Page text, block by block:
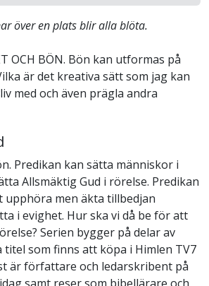
över en plats blir alla blöta.
OCH BÖN. Bön kan utformas på
är det kreativa sätt som jag kan
med och även prägla andra
Predikan kan sätta människor i
Allsmäktig Gud i rörelse. Predikan
upphöra men äkta tillbedjan
i evighet. Hur ska vi då be för att
Serien bygger på delar av
titel som finns att köpa i Himlen TV7
är författare och ledarskribent på